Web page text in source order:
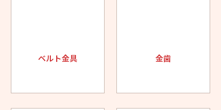
ベルト金具 金歯